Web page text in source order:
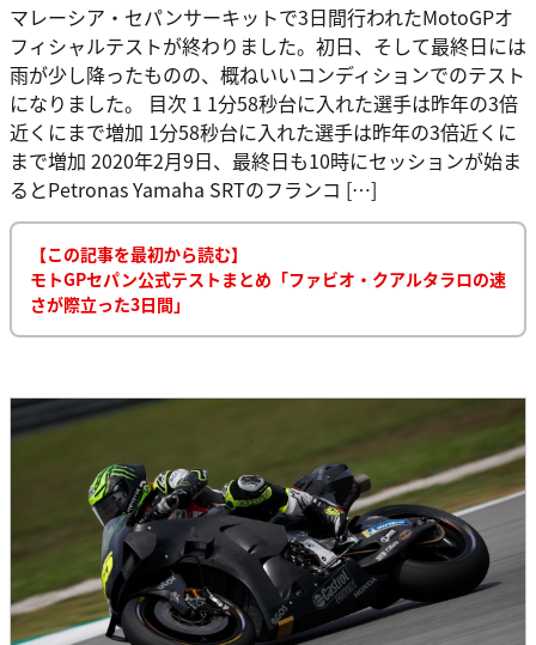
マレーシア・セパンサーキットで3日間行われたMotoGPオ
フィシャルテストが終わりました。初日、そして最終日には
雨が少し降ったものの、概ねいいコンディションでのテスト
になりました。 目次 1 1分58秒台に入れた選手は昨年の3倍
近くにまで増加 1分58秒台に入れた選手は昨年の3倍近くに
まで増加 2020年2月9日、最終日も10時にセッションが始ま
るとPetronas Yamaha SRTのフランコ […]
【この記事を最初から読む】
モトGPセパン公式テストまとめ「ファビオ・クアルタラロの速
さが際立った3日間」